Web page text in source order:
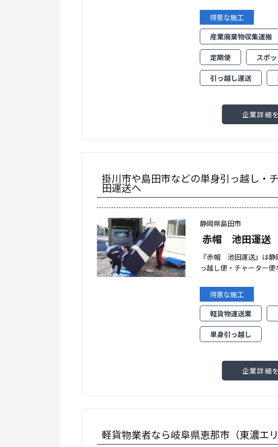
得意な施工
産業廃棄物収集運搬
定期便 スポ
引っ越し運送
企業詳細
掛川市や島田市などの単身引っ越し・
田運送へ
静岡県島田市
赤帽 池田運送
『赤帽 池田運送』は静
っ越し便・チャーター
得意な施工
軽貨物運送業
単身引っ越し
企業詳細
軽貨物業者なら岐阜県恵那市（東濃エ